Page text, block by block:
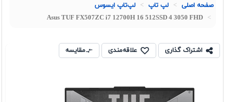
صفحه اصلی لپ تاپ لپ‌تاپ ایسوس
Asus TUF FX507ZC i7 12700H 16 512SSD 4 3050 FHD
اشتراک گذاری علاقه‌مندی مقایسه